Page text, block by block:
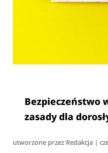
Bezpieczeństwo
zasady dla
utworzone przez Redakcja |